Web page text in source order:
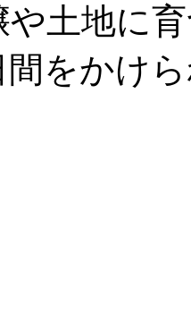
土地に
間をかけ